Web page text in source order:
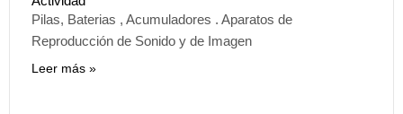
Pilas, Baterias , Acumuladores . Aparatos de
Reproducción de Sonido y de Imagen
Leer más